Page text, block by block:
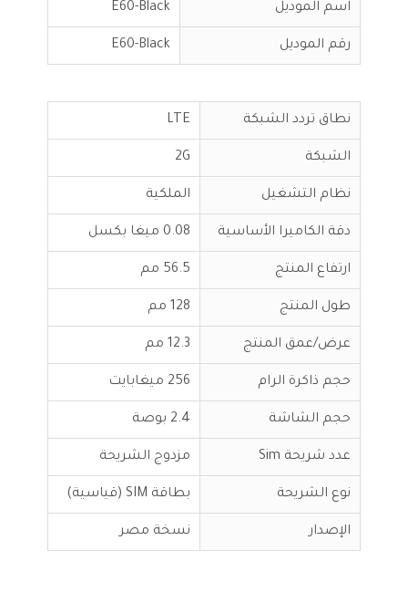
اسم الموديل E60-Black
رقم الموديل E60-Black
نطاق تردد الشبكة LTE
الشبكة 2G
نظام التشغيل الملكية
دقة الكاميرا الأساسية 0.08 ميغا بكسل
ارتفاع المنتج 56.5 مم
طول المنتج 128 مم
عرض/عمق المنتج 12.3 مم
حجم ذاكرة الرام 256 ميغابايت
حجم الشاشة 2.4 بوصة
عدد شريحة Sim مزدوج الشريحة
نوع الشريحة بطاقة SIM (قياسية)
الإصدار نسخة مصر